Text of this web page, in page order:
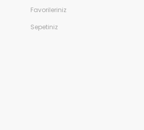
Favorileriniz
Sepetiniz